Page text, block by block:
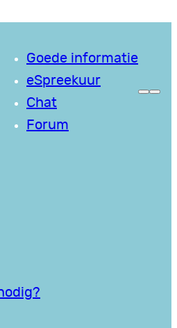
Goede informatie
eSpreekuur
Chat
Forum